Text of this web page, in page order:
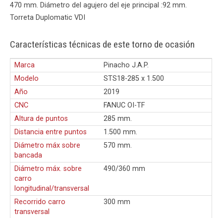
470 mm. Diámetro del agujero del eje principal :92 mm.
Torreta Duplomatic VDI
Características técnicas de este torno de ocasión
Marca
Pinacho J.A.P.
Modelo
STS18-285 x 1.500
Año
2019
CNC
FANUC OI-TF
Altura de puntos
285 mm.
Distancia entre puntos
1.500 mm.
Diámetro máx sobre
bancada
570 mm.
Diámetro máx. sobre
carro
longitudinal/transversal
490/360 mm
Recorrido carro
transversal
300 mm